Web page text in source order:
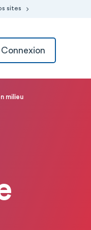
sites
Connexion
milieu